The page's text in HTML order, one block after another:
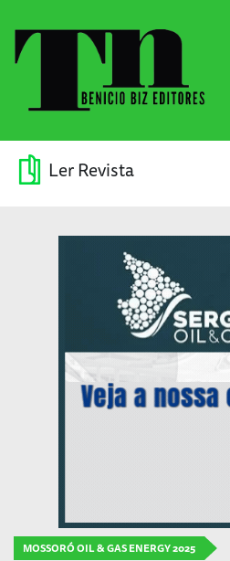
Ler Revista
MOSSORÓ OIL & GAS ENERGY 2025